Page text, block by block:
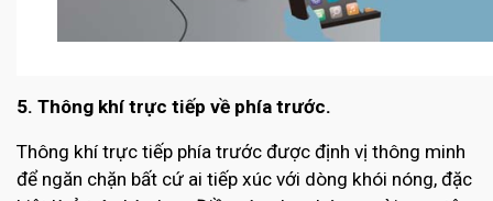
5. Thông khí trực tiếp về phía trước.
Thông khí trực tiếp phía trước được định vị thông minh
để ngăn chặn bất cứ ai tiếp xúc với dòng khói nóng, đặc